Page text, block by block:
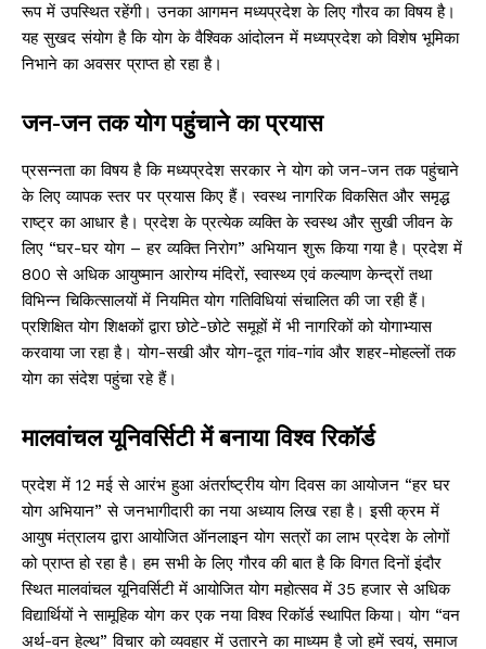
रूप में उपस्थित रहेंगी। उनका आगमन मध्यप्रदेश के लिए गौरव का विषय है।
यह सुखद संयोग है कि योग के वैश्विक आंदोलन में मध्यप्रदेश को विशेष भूमिका
निभाने का अवसर प्राप्त हो रहा है।
जन-जन तक योग पहुंचाने का प्रयास
प्रसन्नता का विषय है कि मध्यप्रदेश सरकार ने योग को जन-जन तक पहुंचाने
के लिए व्यापक स्तर पर प्रयास किए हैं। स्वस्थ नागरिक विकसित और समृद्ध
राष्ट्र का आधार है। प्रदेश के प्रत्येक व्यक्ति के स्वस्थ और सुखी जीवन के
लिए “घर-घर योग – हर व्यक्ति निरोग” अभियान शुरू किया गया है। प्रदेश में
800 से अधिक आयुष्मान आरोग्य मंदिरों, स्वास्थ्य एवं कल्याण केन्द्रों तथा
विभिन्न चिकित्सालयों में नियमित योग गतिविधियां संचालित की जा रही हैं।
प्रशिक्षित योग शिक्षकों द्वारा छोटे-छोटे समूहों में भी नागरिकों को योगाभ्यास
करवाया जा रहा है। योग-सखी और योग-दूत गांव-गांव और शहर-मोहल्लों तक
योग का संदेश पहुंचा रहे हैं।
मालवांचल यूनिवर्सिटी में बनाया विश्व रिकॉर्ड
प्रदेश में 12 मई से आरंभ हुआ अंतर्राष्ट्रीय योग दिवस का आयोजन “हर घर
योग अभियान” से जनभागीदारी का नया अध्याय लिख रहा है। इसी क्रम में
आयुष मंत्रालय द्वारा आयोजित ऑनलाइन योग सत्रों का लाभ प्रदेश के लोगों
को प्राप्त हो रहा है। हम सभी के लिए गौरव की बात है कि विगत दिनों इंदौर
स्थित मालवांचल यूनिवर्सिटी में आयोजित योग महोत्सव में 35 हजार से अधिक
विद्यार्थियों ने सामूहिक योग कर एक नया विश्व रिकॉर्ड स्थापित किया। योग “वन
अर्थ-वन हेल्थ” विचार को व्यवहार में उतारने का माध्यम है जो हमें स्वयं, समाज